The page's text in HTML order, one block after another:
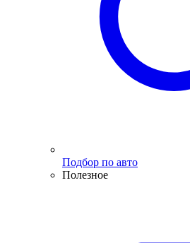
Подбор по авто
Полезное